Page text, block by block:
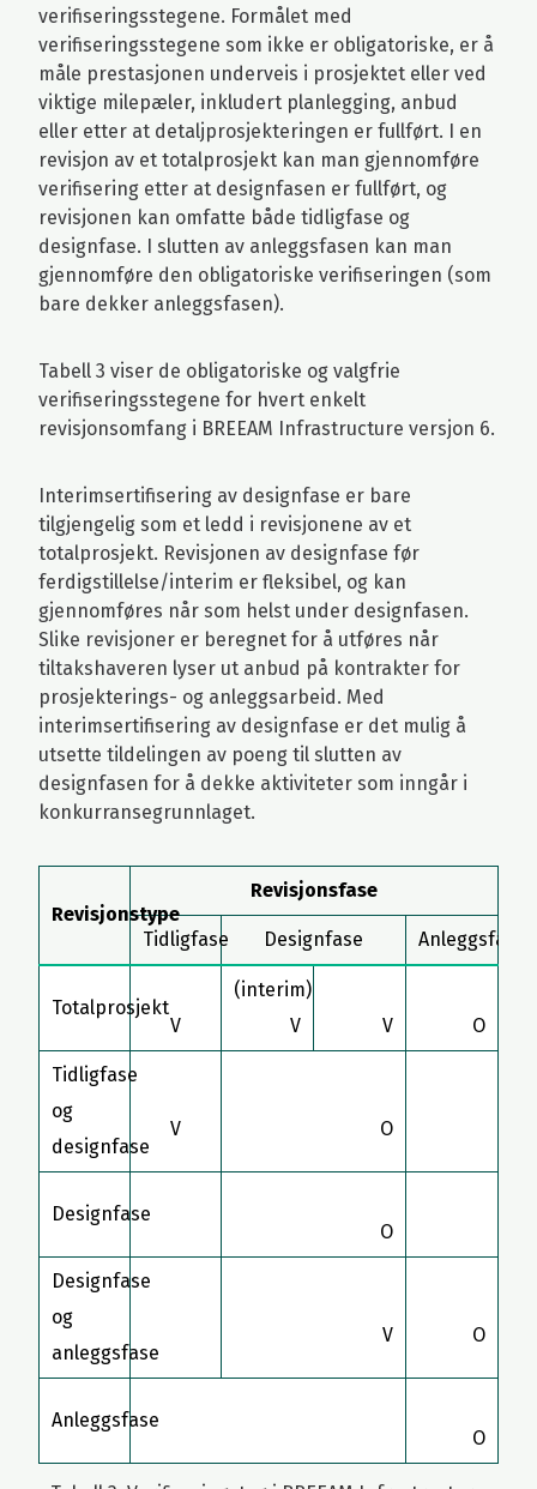
verifiseringsstegene. Formålet med
verifiseringsstegene som ikke er obligatoriske, er å
måle prestasjonen underveis i prosjektet eller ved
viktige milepæler, inkludert planlegging, anbud
eller etter at detaljprosjekteringen er fullført. I en
revisjon av et totalprosjekt kan man gjennomføre
verifisering etter at designfasen er fullført, og
revisjonen kan omfatte både tidligfase og
designfase. I slutten av anleggsfasen kan man
gjennomføre den obligatoriske verifiseringen (som
bare dekker anleggsfasen).
Tabell 3 viser de obligatoriske og valgfrie
verifiseringsstegene for hvert enkelt
revisjonsomfang i BREEAM Infrastructure versjon 6.
Interimsertifisering av designfase er bare
tilgjengelig som et ledd i revisjonene av et
totalprosjekt. Revisjonen av designfase før
ferdigstillelse/interim er fleksibel, og kan
gjennomføres når som helst under designfasen.
Slike revisjoner er beregnet for å utføres når
tiltakshaveren lyser ut anbud på kontrakter for
prosjekterings- og anleggsarbeid. Med
interimsertifisering av designfase er det mulig å
utsette tildelingen av poeng til slutten av
designfasen for å dekke aktiviteter som inngår i
konkurransegrunnlaget.
Revisjonstype
Revisjonsfase
Tidligfase Designfase Anleggsfase
Totalprosjekt
V
(interim)
V
V O
Tidligfase
og
designfase
V O
Designfase
O
Designfase
og
anleggsfase
V O
Anleggsfase
O